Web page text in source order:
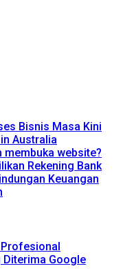
Bisnis Masa Kini
Australia
website?
Rekening Bank
Keuangan
Profesional
Diterima Google